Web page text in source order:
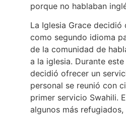
porque no hablaban
La Iglesia Grace
como segundo idioma
de la comunidad de
a la iglesia. Durante
decidió ofrecer un
personal se reunió con
primer servicio Swahili.
algunos más